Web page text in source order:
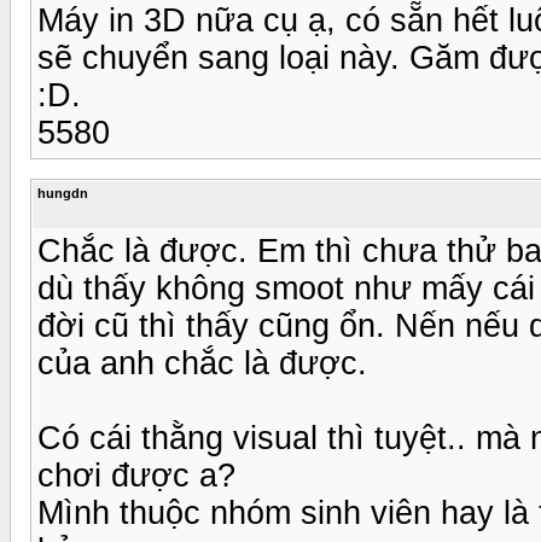
Máy in 3D nữa cụ ạ, có sẵn hết
sẽ chuyển sang loại này. Găm
:D.
5580
hungdn
Chắc là được. Em thì chưa thử
dù thấy không smoot như mấy
đời cũ thì thấy cũng ổn. Nến nếu
của anh chắc là được.
Có cái thằng visual thì tuyệt.. mà
chơi được a?
Mình thuộc nhóm sinh viên hay